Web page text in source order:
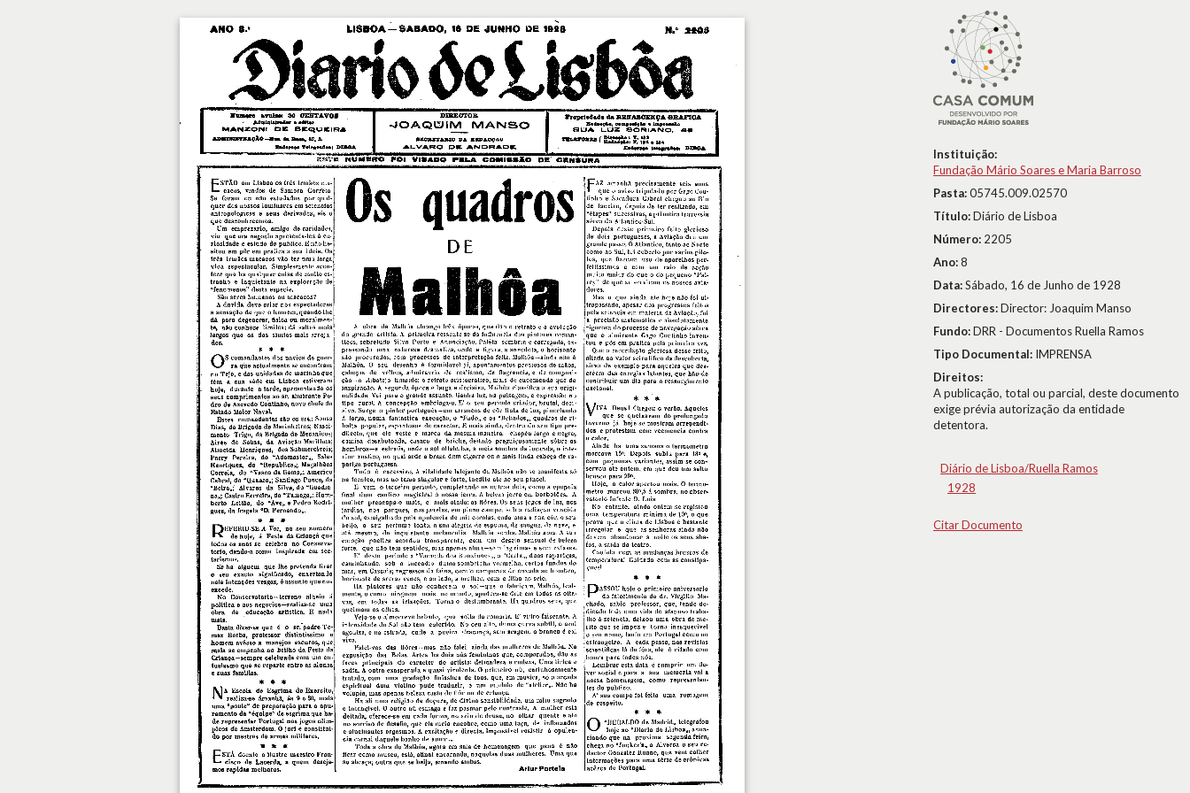
Instituição:
Fundação Mário Soares e Maria Barroso
Pasta:05745.009.02570
Título:Diário de Lisboa
Número: 2205
Ano:8
Data:Sábado, 16 de Junho de 1928
Directores:Director: Joaquim Manso
Fundo:DRR - Documentos Ruella Ramos
Tipo Documental: IMPRENSA
Direitos:
A publicação, total ou parcial, deste documento
exige prévia autorização da entidade
detentora.
Diário de Lisboa/Ruella Ramos
1928
Citar Documento